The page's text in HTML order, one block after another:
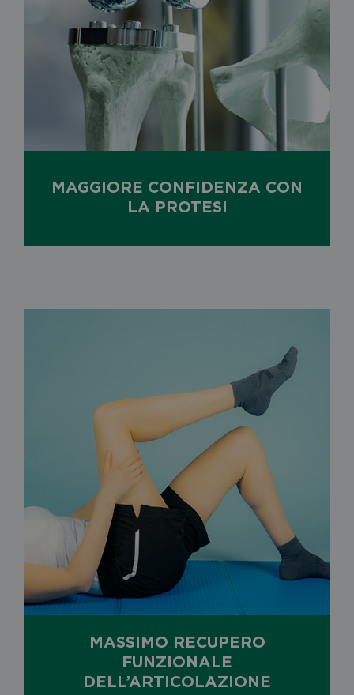
MAGGIORE CONFIDENZA CON
LA PROTESI
MASSIMO RECUPERO
FUNZIONALE
DELL’ARTICOLAZIONE